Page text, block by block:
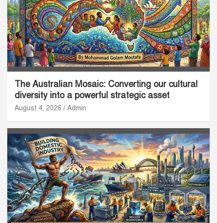
The Australian Mosaic: Converting our cultural
diversity into a powerful strategic asset
August 4, 2026 Admin